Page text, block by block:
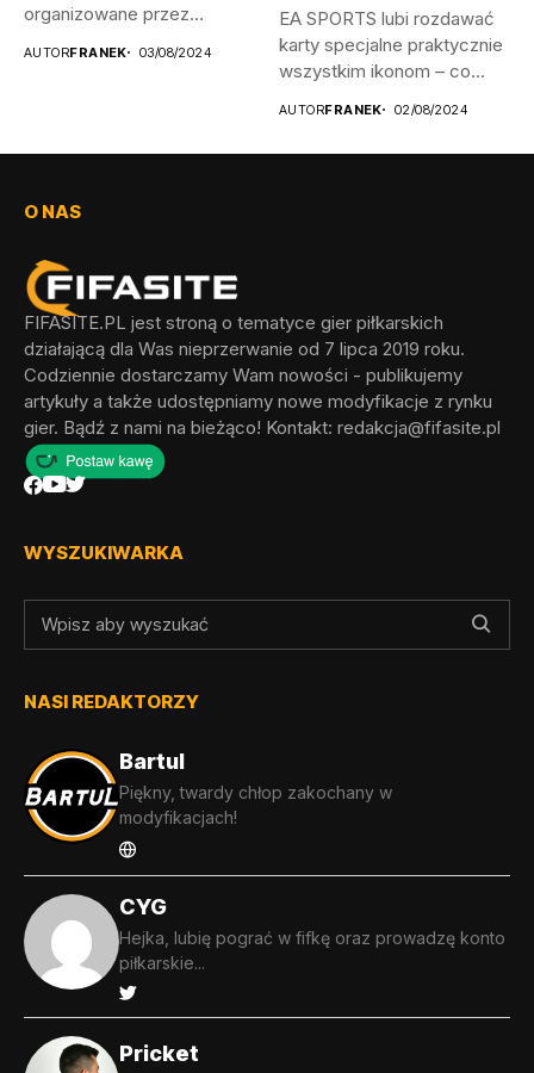
organizowane przez
AUTORFRANEK 03/08/2024
EA SPORTS lubi rozdawać
karty specjalne praktycznie
wszystkim ikonom – co
AUTORFRANEK 02/08/2024
O NAS
FIFASITE.PL jest stroną o tematyce gier piłkarskich
działającą dla Was nieprzerwanie od 7 lipca 2019 roku.
Codziennie dostarczamy Wam nowości - publikujemy
artykuły a także udostępniamy nowe modyfikacje z rynku
gier. Bądź z nami na bieżąco! Kontakt: redakcja@fifasite.pl
WYSZUKIWARKA
NASI REDAKTORZY
Bartul
Piękny, twardy chłop zakochany w
modyfikacjach!
CYG
Hejka, lubię pograć w fifkę oraz prowadzę konto
piłkarskie...
Pricket